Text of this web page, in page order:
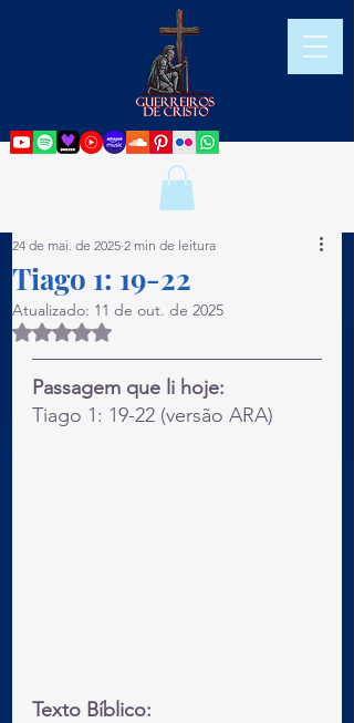
Tiago 1: 19-22
24 de mai. de 2025 2 min de leitura
Atualizado: 11 de out. de 2025
Avaliado com NaN de 5 estrelas.
Passagem que li hoje:
Tiago 1: 19-22 (versão ARA)
Texto Bíblico: